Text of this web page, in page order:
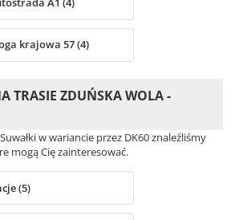
krajowa 57 (4)
TRASIE ZDUŃSKA WOLA -
w wariancie przez DK60 znaleźliśmy
mogą Cię zainteresować.
(5)